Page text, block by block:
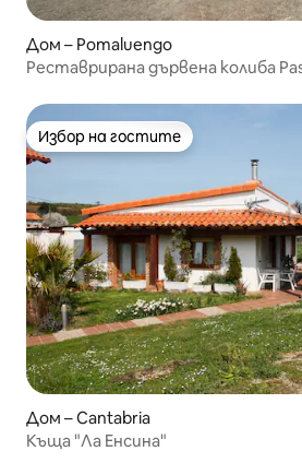
Дом – Pomaluengo
Реставрирана дървена колиба
Избор на гостите
Избор на гостите
Дом – Cantabria
Къща "Ла Енсина"